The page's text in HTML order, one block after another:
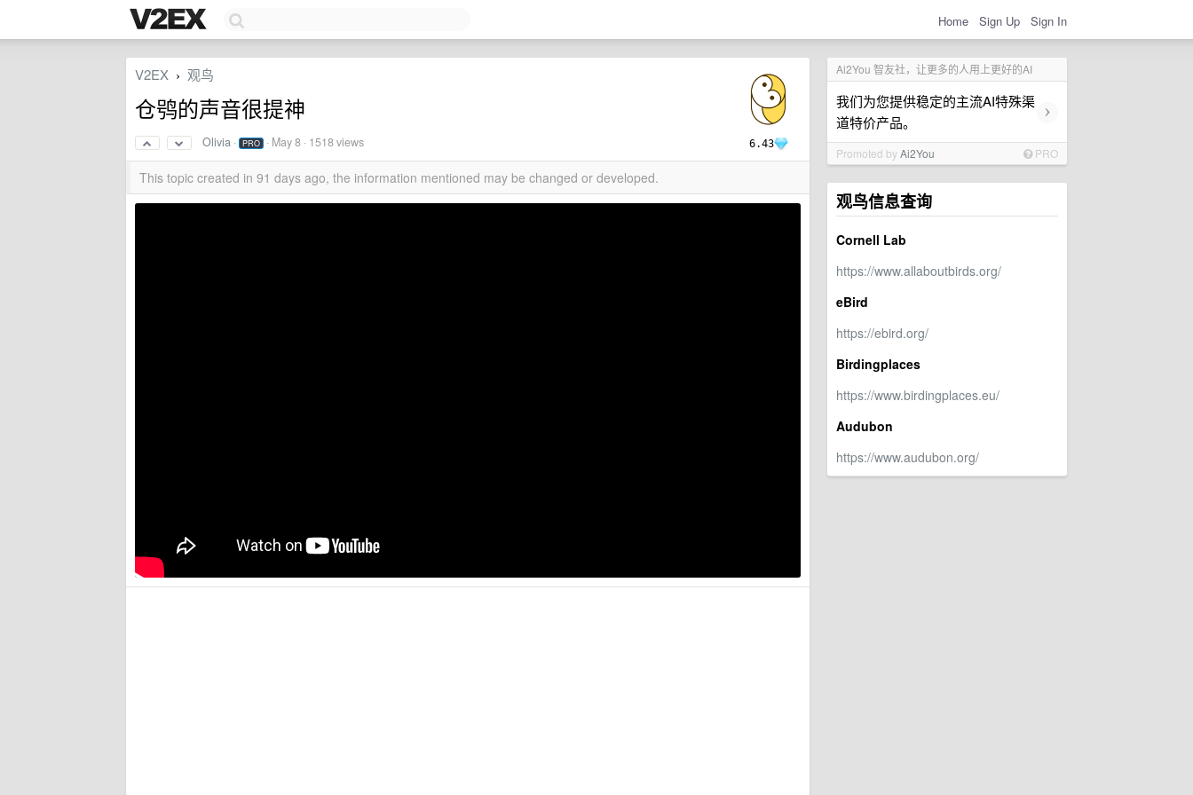
Home Sign Up Sign In
Ai2You 智友社，让更多的人用上更好的AI
我们为您提供稳定的主流AI特殊渠
道特价产品。
›
Promoted byAi2You PRO
观鸟信息查询
Cornell Lab
https://www.allaboutbirds.org/
eBird
https://ebird.org/
Birdingplaces
https://www.birdingplaces.eu/
Audubon
https://www.audubon.org/
6.43
V2EX › 观鸟
仓鸮的声音很提神
Olivia · PRO · May 8 · 1518 views
This topic created in 91 days ago, the information mentioned may be changed or developed.